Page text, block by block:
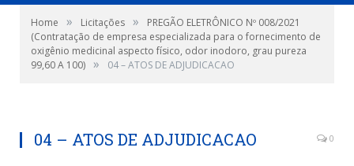
Home » Licitações »
PREGÃO ELETRÔNICO Nº 008/2021
(Contratação de empresa especializada para o fornecimento de
oxigênio medicinal aspecto físico, odor inodoro, grau pureza
99,60 A 100) » 04 – ATOS DE ADJUDICACAO
04 – ATOS DE ADJUDICACAO 0